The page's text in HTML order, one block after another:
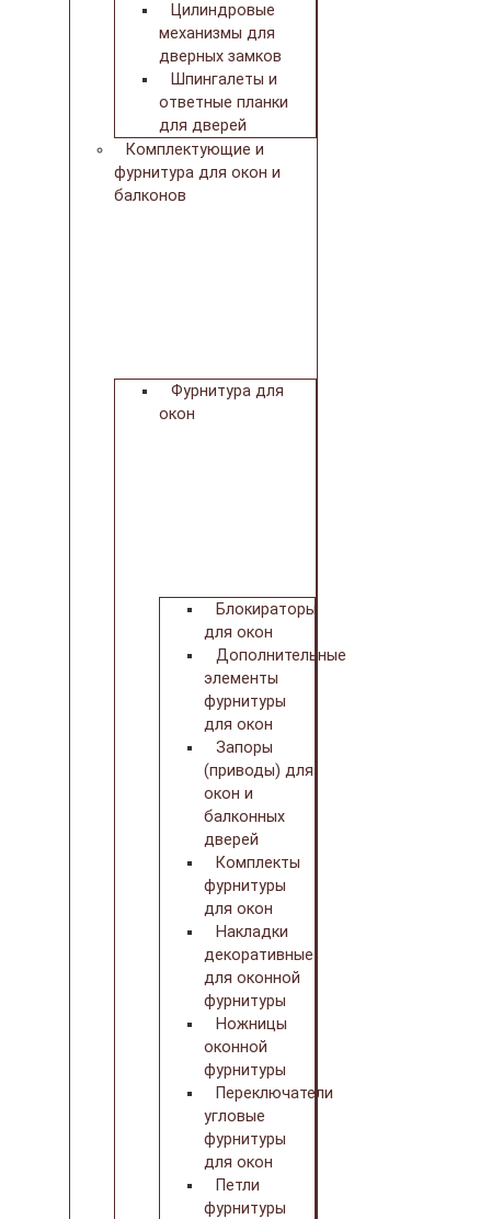
Цилиндровые
механизмы для
дверных замков
Шпингалеты и
ответные планки
для дверей
Комплектующие и
фурнитура для окон и
балконов
Фурнитура для
окон
Блокираторы
для окон
Дополнительные
элементы
фурнитуры
для окон
Запоры
(приводы) для
окон и
балконных
дверей
Комплекты
фурнитуры
для окон
Накладки
декоративные
для оконной
фурнитуры
Ножницы
оконной
фурнитуры
Переключатели
угловые
фурнитуры
для окон
Петли
фурнитуры